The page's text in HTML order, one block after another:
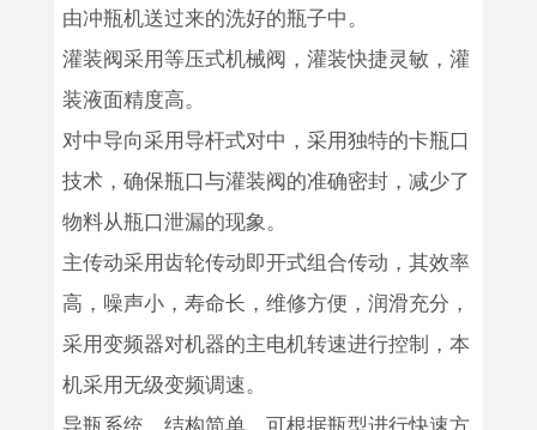
由冲瓶机送过来的洗好的瓶子中。
灌装阀采用等压式机械阀，灌装快捷灵敏，灌
装液面精度高。
对中导向采用导杆式对中，采用独特的卡瓶口
技术，确保瓶口与灌装阀的准确密封，减少了
物料从瓶口泄漏的现象。
主传动采用齿轮传动即开式组合传动，其效率
高，噪声小，寿命长，维修方便，润滑充分，
采用变频器对机器的主电机转速进行控制，本
机采用无级变频调速。
导瓶系统，结构简单，可根据瓶型进行快速方